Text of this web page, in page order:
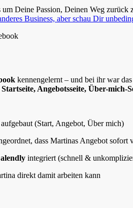
Deine Passion, Deinen Weg
Business, aber schau Dir
kennengelernt – und bei ihr war
Startseite, Angebotsseite, Über-mich-
(Start, Angebot, Über mich)
dass Martinas Angebot sofort
integriert (schnell &
direkt damit arbeiten kann